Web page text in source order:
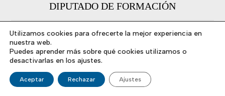
DIPUTADO DE FORMACIÓN
Utilizamos cookies para ofrecerte la mejor experiencia en
nuestra web.
Puedes aprender más sobre qué cookies utilizamos o
desactivarlas en los ajustes.
Aceptar Rechazar Ajustes